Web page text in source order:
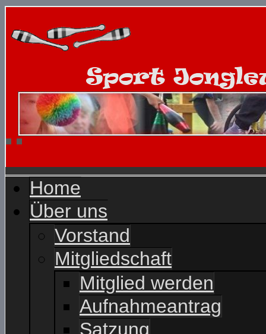
Home
Über uns
Vorstand
Mitgliedschaft
Mitglied werden
Aufnahmeantrag
Satzung